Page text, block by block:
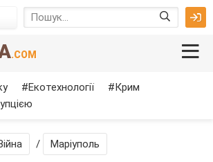
.COM
Екотехнології
Крим
/ Маріуполь